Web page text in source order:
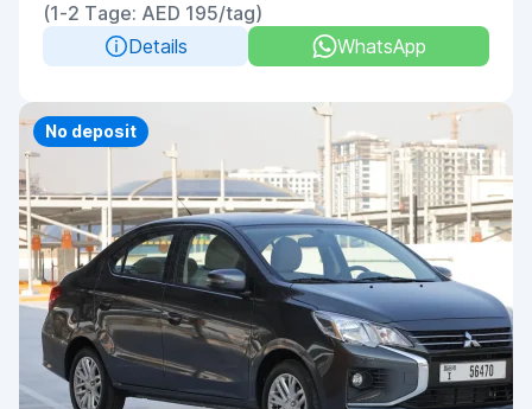
(1-2 Tage: AED 195/tag)
Details
WhatsApp
Priority
No deposit